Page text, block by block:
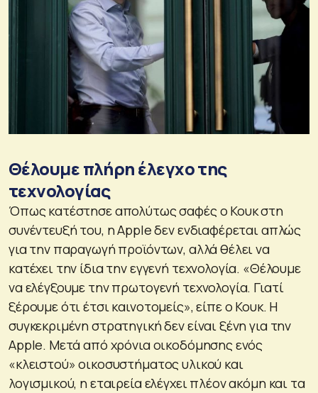
Θέλουμε πλήρη έλεγχο της
τεχνολογίας
Όπως κατέστησε απολύτως σαφές ο Κουκ στη
συνέντευξή του, η Apple δεν ενδιαφέρεται απλώς
για την παραγωγή προϊόντων, αλλά θέλει να
κατέχει την ίδια την εγγενή τεχνολογία. «Θέλουμε
να ελέγξουμε την πρωτογενή τεχνολογία. Γιατί
ξέρουμε ότι έτσι καινοτομείς», είπε ο Κουκ. Η
συγκεκριμένη στρατηγική δεν είναι ξένη για την
Apple. Μετά από χρόνια οικοδόμησης ενός
«κλειστού» οικοσυστήματος υλικού και
λογισμικού, η εταιρεία ελέγχει πλέον ακόμη και τα